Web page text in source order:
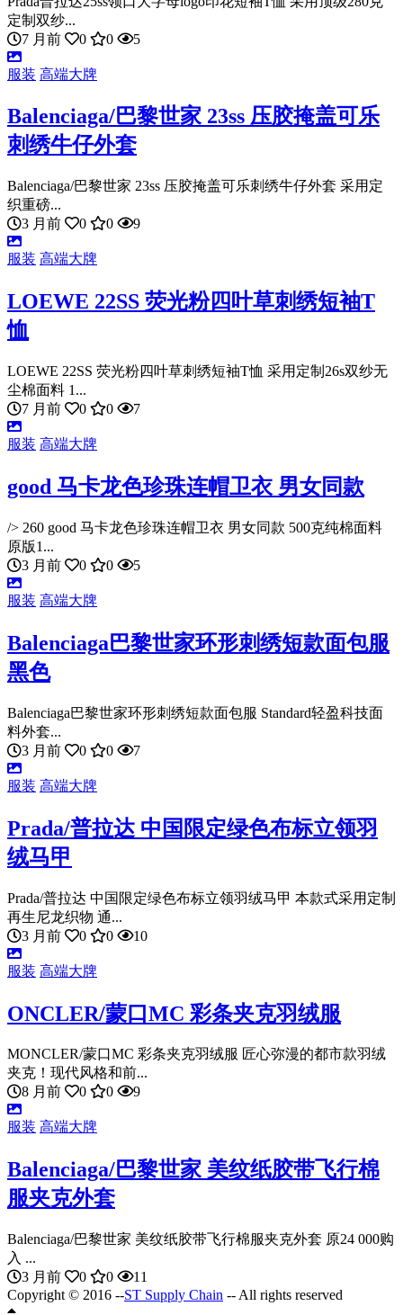
定制双纱...
7 月前
0 0 5
服装 高端大牌
Balenciaga/巴黎世家 23ss 压胶掩盖可乐
刺绣牛仔外套
Balenciaga/巴黎世家 23ss 压胶掩盖可乐刺绣牛仔外套 采用定
织重磅...
3 月前
0 0 9
服装 高端大牌
LOEWE 22SS 荧光粉四叶草刺绣短袖T
恤
LOEWE 22SS 荧光粉四叶草刺绣短袖T恤 采用定制26s双纱无
尘棉面料 1...
7 月前
0 0 7
服装 高端大牌
good 马卡龙色珍珠连帽卫衣 男女同款
/> 260 good 马卡龙色珍珠连帽卫衣 男女同款 500克纯棉面料
原版1...
3 月前
0 0 5
服装 高端大牌
Balenciaga巴黎世家环形刺绣短款面包服
黑色
Balenciaga巴黎世家环形刺绣短款面包服 Standard轻盈科技面
料外套...
3 月前
0 0 7
服装 高端大牌
Prada/普拉达 中国限定绿色布标立领羽
绒马甲
Prada/普拉达 中国限定绿色布标立领羽绒马甲 本款式采用定制
再生尼龙织物 通...
3 月前
0 0 10
服装 高端大牌
ONCLER/蒙口MC 彩条夹克羽绒服
MONCLER/蒙口MC 彩条夹克羽绒服 匠心弥漫的都市款羽绒
夹克！现代风格和前...
8 月前
0 0 9
服装 高端大牌
Balenciaga/巴黎世家 美纹纸胶带飞行棉
服夹克外套
Balenciaga/巴黎世家 美纹纸胶带飞行棉服夹克外套 原24 000购
入 ...
3 月前
0 0
11
Copyright © 2016 --ST Supply Chain -- All rights reserved